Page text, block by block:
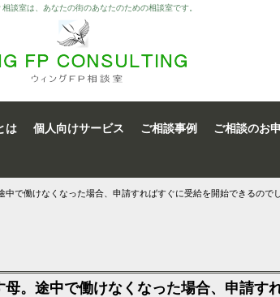
相談室は、あなたの街のあなたのための相談室です。
は 個人向けサービス ご相談事例 ご相談のお
中で働けなくなった場合、申請すればすぐに受給を開始できるので
母。途中で働けなくなった場合、申請す